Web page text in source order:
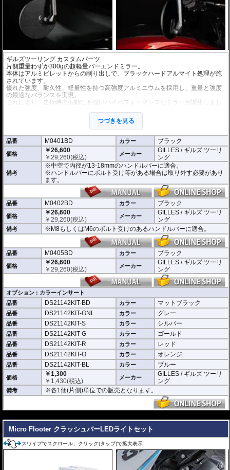
ギルズツーリング カスタムパーツ
片側重量わずか300gの超軽量バーエンドミラー。
本体はアルミビレットからの削り出しで、ブラックハードアルマイト処理が施
されています。
優れた強度、耐久性、軽量性を持つ高強度アルミニウムを採用し、重量と強度
の最適なバランスを実現。
これにより、走行時の振動にも強いハイパフォーマンスなミラーが誕生しまし
ミラーの角度や位置も調整が可能。視認性など安全へ関わる要素へも細心の注
※車検対応。
※1個単位での販売
※左右どちらにも使用できます。
※商品は汎用品となり、主に２系統の取り付け方法をラインナップ。
(取付確認がされているものは下記の適合検索で適合品番をご確認いただけま
M0401BD 中空で内径が13-18mmのハンドルバーに適合
M0402BD M8もしくはM6のボルト受けのあるハンドルバーに適合
M0405BD M12のボルト受けのあるハンドルバーに適合
別売オプションにカラーインサートをご用意。
車体のイメージに合わせたカスタムが可能となり、ワンポイントアクセントと
してその存在感を高めます。
つづきを見る
品番 M0401BD カラー ブラック
価格
￥26,600
￥29,260(税込) メーカー
GILLES / ギルズ ツーリ
ング
備考
※中空で内径が13-18mmのハンドルバーに適合。
※ハンドルバーにボルト受け等がある場合は取り外す必要があり
ます。
品番 M0402BD カラー ブラック
価格
￥26,600
￥29,260(税込) メーカー
GILLES / ギルズ ツーリ
ング
備考 ※M8もしくはM6のボルト受けのあるハンドルバーに適合。
品番 M0405BD カラー ブラック
価格
￥26,600
￥29,260(税込) メーカー
GILLES / ギルズ ツーリ
ング
オプション : カラーインサート
品番
DS21142KIT-BD カラー マットブラック
品番 DS21142KIT-GNL カラー グレー
品番 DS21142KIT-S カラー シルバー
品番 DS21142KIT-G カラー ゴールド
品番 DS21142KIT-R カラー レッド
品番 DS21142KIT-O カラー オレンジ
品番 DS21142KIT-BL カラー ブルー
価格
￥1,300
￥ 1,430(税込) メーカー
GILLES / ギルズ ツーリ
ング
備考 ※各1個(片側)単位での販売となります。
Micro Flooter クラッシュバーLEDライトセット
スワイプでスクロール、クリック(タップ)で拡大表示